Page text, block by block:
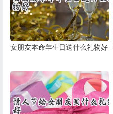
女朋友本命年生日送什么礼物好